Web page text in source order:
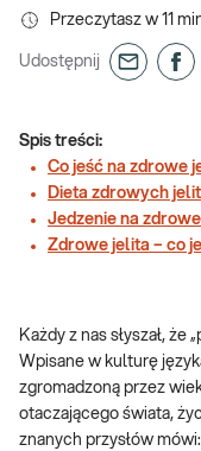
Przeczytasz w 11
Udostępnij
Spis treści:
Co jeść na zdrowe
Dieta zdrowych
Jedzenie na
Zdrowe jelita – co
Każdy z nas słyszał, że
Wpisane w kulturę
zgromadzoną przez
otaczającego świata,
znanych przysłów